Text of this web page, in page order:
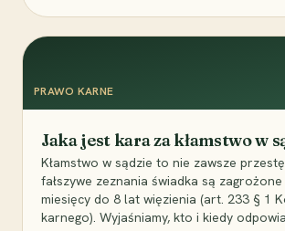
PRAWO KARNE
Jaka jest kara za kłamstwo w
Kłamstwo w sądzie to nie zawsze
fałszywe zeznania świadka są
miesięcy do 8 lat więzienia (art. 233 § 1
karnego). Wyjaśniamy, kto i kiedy